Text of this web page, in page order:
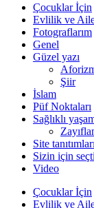
Çocuklar İçin
Evlilik ve
Fotograflarım
Genel
Güzel yazı
Şiir
İslam
Püf Noktaları
Sağlıklı
Site tanıtımları
Sizin için
Video
Çocuklar İçin
Evlilik ve